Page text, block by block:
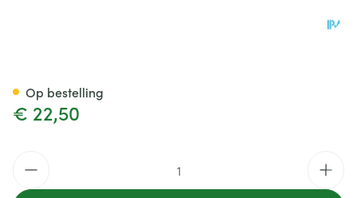
€ 22,50
Op bestelling